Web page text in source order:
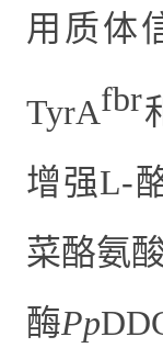
用质体
TyrAfbr
增强L-
菜酪氨
酶Pp